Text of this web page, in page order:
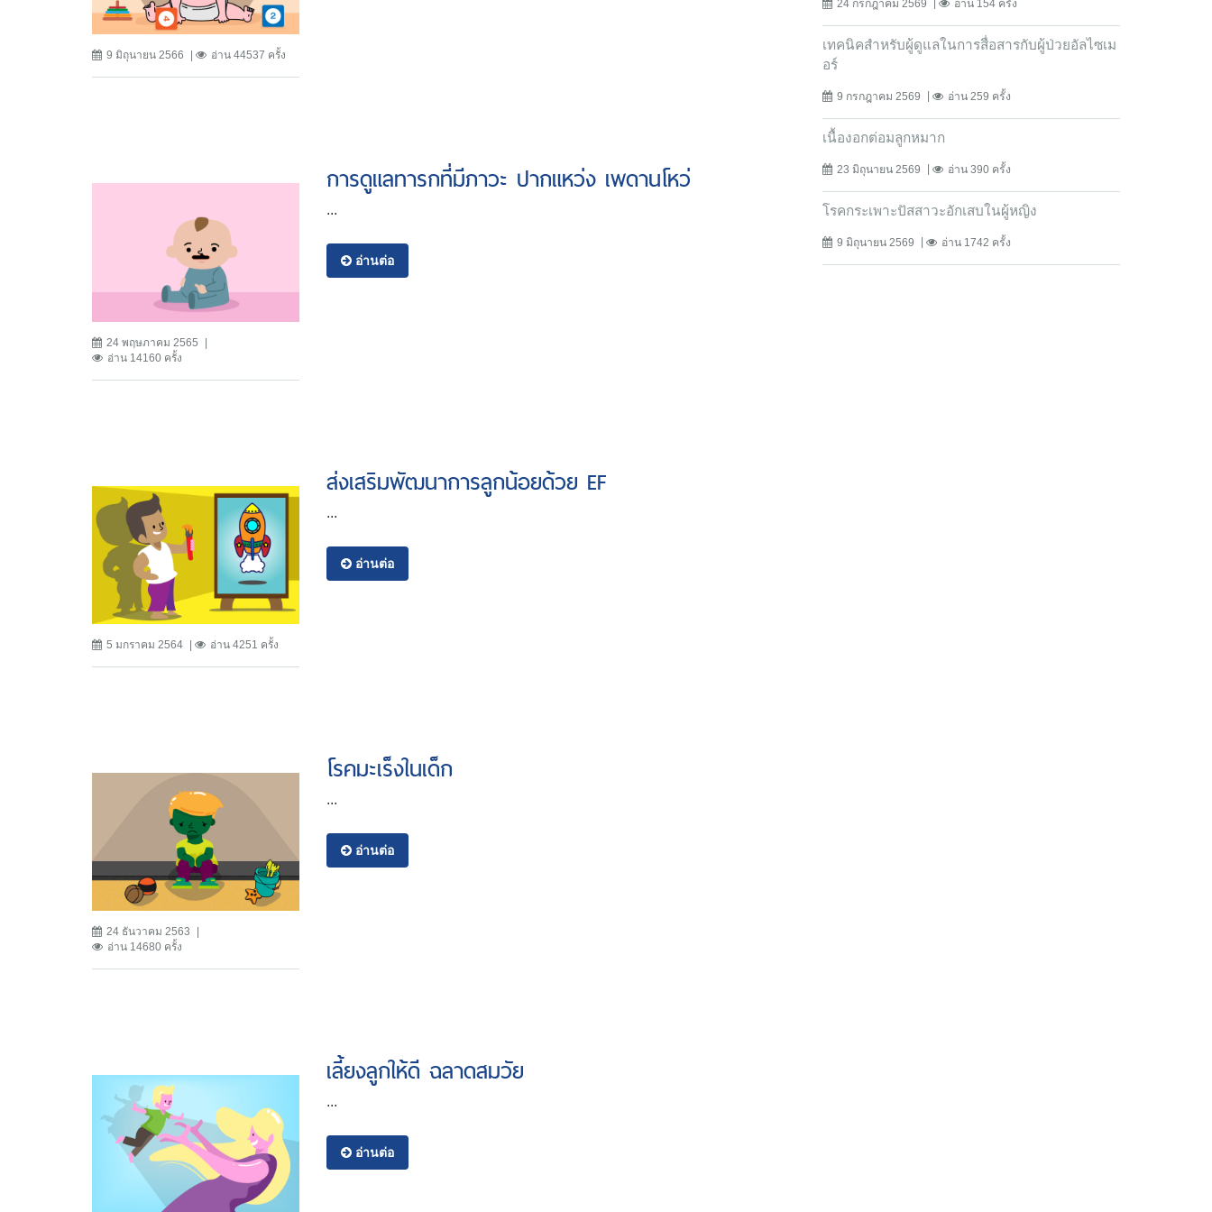
9 มิถุนายน 2566 อ่าน 44537 ครั้ง
24 พฤษภาคม 2565
อ่าน 14160 ครั้ง
การดูแลทารกที่มีภาวะ ปากแหว่ง เพดานโหว่
...
อ่านต่อ
5 มกราคม 2564 อ่าน 4251 ครั้ง
ส่งเสริมพัฒนาการลูกน้อยด้วย EF
...
อ่านต่อ
24 ธันวาคม 2563
อ่าน 14680 ครั้ง
โรคมะเร็งในเด็ก
...
อ่านต่อ
เลี้ยงลูกให้ดี ฉลาดสมวัย
...
อ่านต่อ
24 กรกฎาคม 2569 อ่าน 154 ครั้ง
เทคนิคสำหรับผู้ดูแลในการสื่อสารกับผู้ป่วยอัลไซเม
อร์
9 กรกฎาคม 2569 อ่าน 259 ครั้ง
เนื้องอกต่อมลูกหมาก
23 มิถุนายน 2569 อ่าน 390 ครั้ง
โรคกระเพาะปัสสาวะอักเสบในผู้หญิง
9 มิถุนายน 2569 อ่าน 1742 ครั้ง